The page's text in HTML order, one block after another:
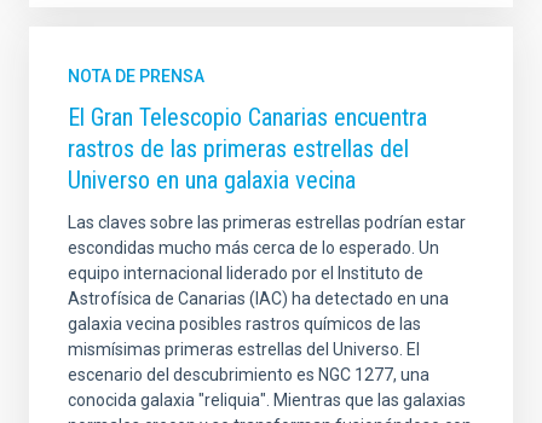
NOTA DE PRENSA
El Gran Telescopio Canarias encuentra
rastros de las primeras estrellas del
Universo en una galaxia vecina
Las claves sobre las primeras estrellas podrían estar
escondidas mucho más cerca de lo esperado. Un
equipo internacional liderado por el Instituto de
Astrofísica de Canarias (IAC) ha detectado en una
galaxia vecina posibles rastros químicos de las
mismísimas primeras estrellas del Universo. El
escenario del descubrimiento es NGC 1277, una
conocida galaxia "reliquia". Mientras que las galaxias